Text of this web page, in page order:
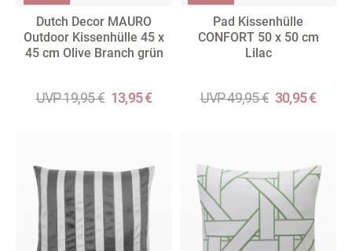
Dutch Decor MAURO
Outdoor Kissenhülle 45 x
45 cm Olive Branch grün
UVP 19,95 € 13,95 €
Pad Kissenhülle
CONFORT 50 x 50 cm
Lilac
UVP 49,95 € 30,95 €